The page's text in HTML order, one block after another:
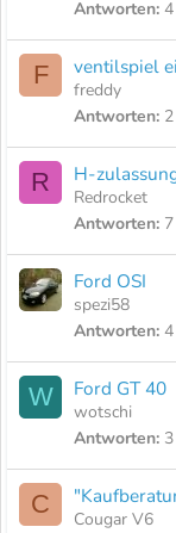
Antworten 4
F ventilspiel
freddy
Antworten 2
R H-
Redrocket
Antworten 7
Ford OSI
spezi58
Antworten 4
W Ford GT 40
wotschi
Antworten 3
C
Cougar V6